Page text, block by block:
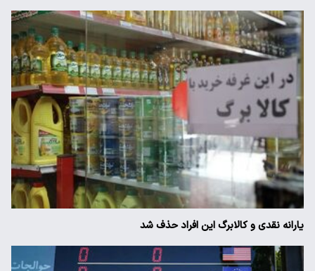
یارانه نقدی و کالابرگ این افراد حذف شد